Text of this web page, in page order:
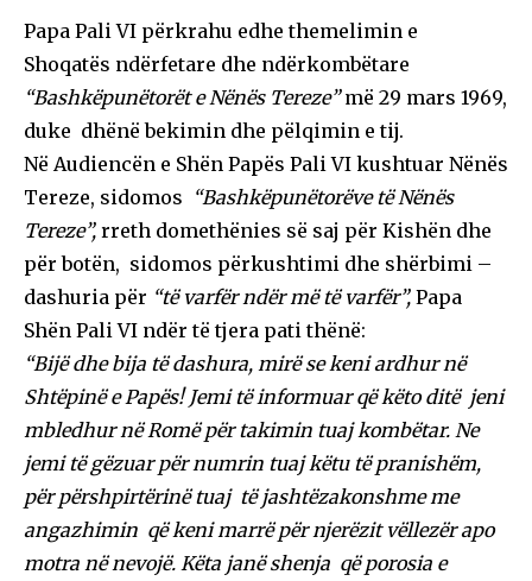
Papa Pali VI përkrahu edhe themelimin e
Shoqatës ndërfetare dhe ndërkombëtare
“Bashkëpunëtorët e Nënës Tereze”më 29 mars 1969,
duke dhënë bekimin dhe pëlqimin e tij.
Në Audiencën e Shën Papës Pali VI kushtuar Nënës
Tereze, sidomos “Bashkëpunëtorëve të Nënës
Tereze”, rreth domethënies së saj për Kishën dhe
për botën, sidomos përkushtimi dhe shërbimi –
dashuria për “të varfër ndër më të varfër”, Papa
Shën Pali VI ndër të tjera pati thënë:
“Bijë dhe bija të dashura, mirë se keni ardhur në
Shtëpinë e Papës! Jemi të informuar që këto ditë jeni
mbledhur në Romë për takimin tuaj kombëtar. Ne
jemi të gëzuar për numrin tuaj këtu të pranishëm,
për përshpirtërinë tuaj të jashtëzakonshme me
angazhimin që keni marrë për njerëzit vëllezër apo
motra në nevojë. Këta janë shenja që porosia e